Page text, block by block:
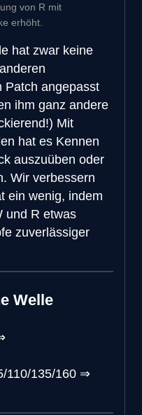
von R mit
erhöht.
hat zwar keine
Patch angepasst
ihm ganz andere
Mit
hat es Kennen
auszuüben oder
Wir verbessern
ein wenig, indem
und R etwas
zuverlässiger
Welle
110/135/160 ⇒